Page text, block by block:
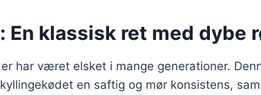
En klassisk ret med dybe
har været elsket i mange generationer.
en saftig og mør konsistens,